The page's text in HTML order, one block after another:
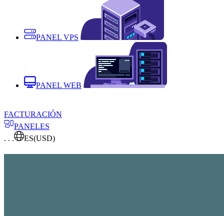
PANEL VPS
PANEL WEB
FACTURACIÓN
PANELES
. . .
ES(USD)